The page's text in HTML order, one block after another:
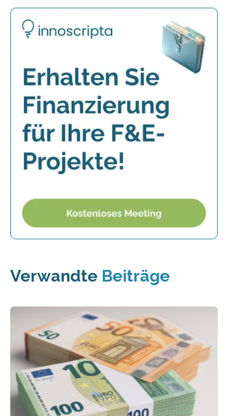
Verwandte Beiträge